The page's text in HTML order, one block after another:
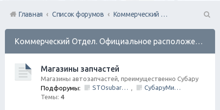
Главная Список форумов
Коммерческий Отдел. Официальное расположение платной РЕКЛАМЫ.
П
Коммерческий Отдел. Официальное расположение платной РЕКЛАМЫ.
Магазины запчастей
Магазины автозапчастей, преимущественно Субару
Подфорумы:
STOsubaru.COM Интернет-магазин (на Севере Города) ,
СубаруМир - в наличии запчасти для Субару. Оригинал / Неоригинал (на Юге Города)
Темы: 4